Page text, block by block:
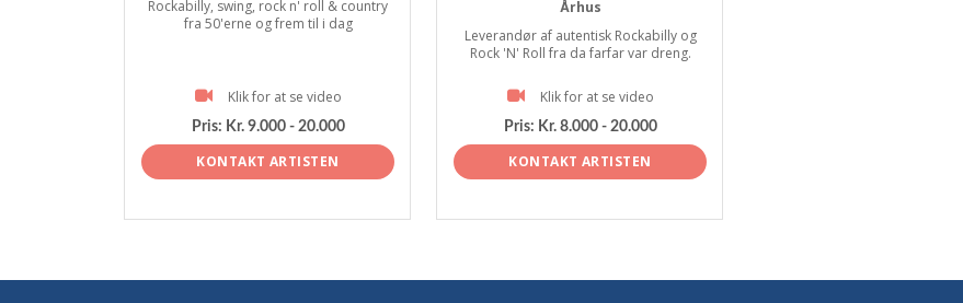
Rockabilly, swing, rock n' roll & country
fra 50'erne og frem til i dag
Klik for at se video
Pris: Kr. 9.000 - 20.000
KONTAKT ARTISTEN
Århus
Leverandør af autentisk Rockabilly og
Rock 'N' Roll fra da farfar var dreng.
Klik for at se video
Pris: Kr. 8.000 - 20.000
KONTAKT ARTISTEN